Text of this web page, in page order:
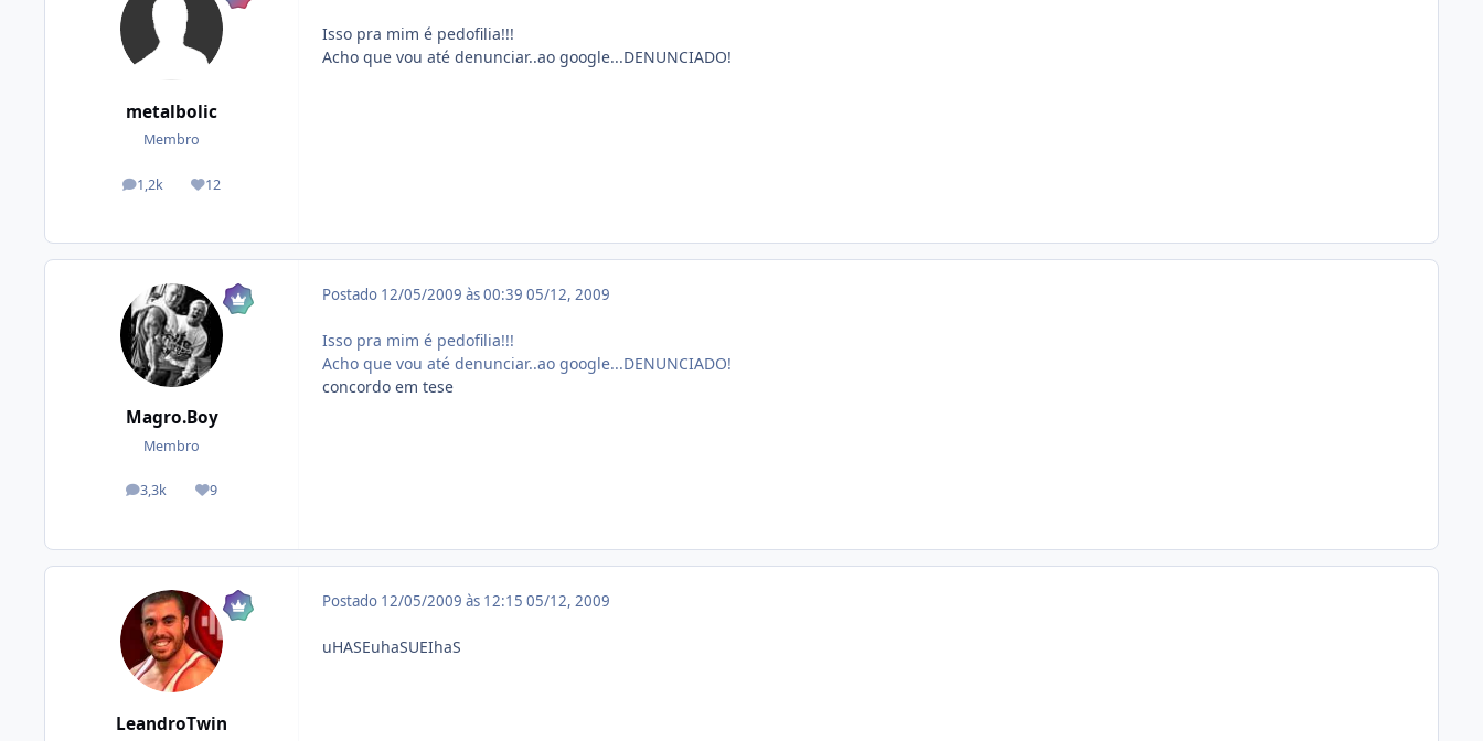
metalbolic
Membro
1,2k
posts 12
Reputação
Isso pra mim é pedofilia!!!
Acho que vou até denunciar..ao google...DENUNCIADO!
Magro.Boy
Membro
3,3k
posts 9
Reputação
Postado 12/05/2009 às 00:39 05/12, 2009
Isso pra mim é pedofilia!!!
Acho que vou até denunciar..ao google...DENUNCIADO!
concordo em tese
LeandroTwin
Postado 12/05/2009 às 12:15 05/12, 2009
uHASEuhaSUEIhaS